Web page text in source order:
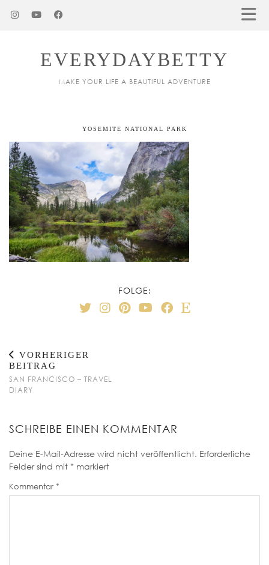
EVERYDAYBETTY
MAKE YOUR LIFE A BEAUTIFUL ADVENTURE
YOSEMITE NATIONAL PARK
FOLGE:
VORHERIGER
BEITRAG
SAN FRANCISCO – TRAVEL
DIARY
SCHREIBE EINEN KOMMENTAR
Deine E-Mail-Adresse wird nicht veröffentlicht. Erforderliche
Felder sind mit * markiert
Kommentar *